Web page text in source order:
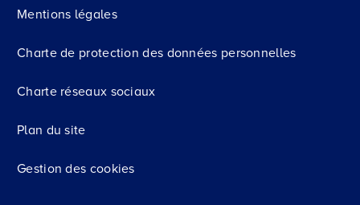
Mentions légales
Charte de protection des données personnelles
Charte réseaux sociaux
Plan du site
Gestion des cookies